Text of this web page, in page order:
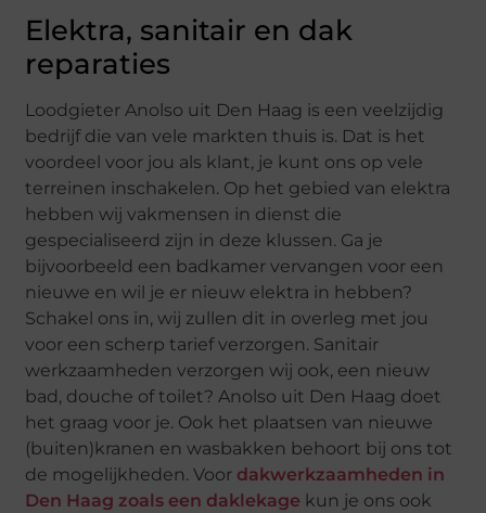
Elektra, sanitair en dak
reparaties
Loodgieter Anolso uit Den Haag is een veelzijdig
bedrijf die van vele markten thuis is. Dat is het
voordeel voor jou als klant, je kunt ons op vele
terreinen inschakelen. Op het gebied van elektra
hebben wij vakmensen in dienst die
gespecialiseerd zijn in deze klussen. Ga je
bijvoorbeeld een badkamer vervangen voor een
nieuwe en wil je er nieuw elektra in hebben?
Schakel ons in, wij zullen dit in overleg met jou
voor een scherp tarief verzorgen. Sanitair
werkzaamheden verzorgen wij ook, een nieuw
bad, douche of toilet? Anolso uit Den Haag doet
het graag voor je. Ook het plaatsen van nieuwe
(buiten)kranen en wasbakken behoort bij ons tot
de mogelijkheden. Voor dakwerkzaamheden in
Den Haag zoals een daklekage kun je ons ook